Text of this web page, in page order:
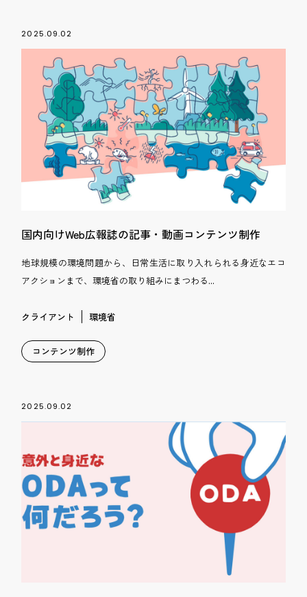
2025.09.02
国内向けWeb広報誌の記事・動画コンテンツ制作
地球規模の環境問題から、日常生活に取り入れられる身近なエコ
アクションまで、環境省の取り組みにまつわる...
クライアント 環境省
コンテンツ制作
2025.09.02